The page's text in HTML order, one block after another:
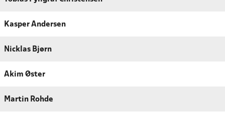
Kasper Andersen
Nicklas Bjørn
Akim Øster
Martin Rohde